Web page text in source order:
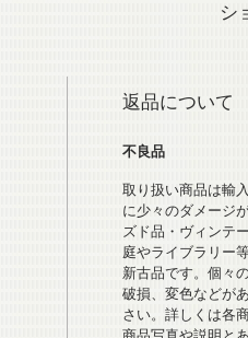
シ
返品について
不良品
取り扱い商品は輸
に少々のダメージ
ズド品・ヴィンテ
庭やライブラリー
新古品です。個々
破損、変色などが
さい。詳しくは各